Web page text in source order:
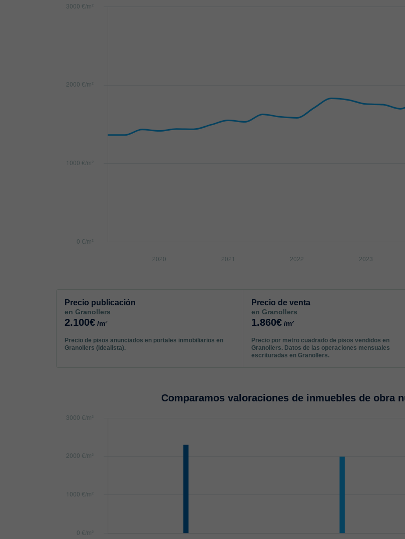
Precio publicación
en Granollers
2.100€ /m²
Precio de pisos anunciados en portales inmobiliarios en
Granollers (idealista).
Precio de venta
en Granollers
1.860€/m²
Precio por metro cuadrado de pisos vendidos en
Granollers. Datos de las operaciones mensuales
escrituradas en Granollers.
Comparamos valoraciones de inmuebles de obra